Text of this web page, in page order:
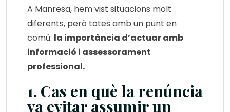
A Manresa, hem vist situacions molt
diferents, però totes amb un punt en
comú: la importància d’actuar amb
informació i assessorament
professional.
1. Cas en què la renúncia
va evitar assumir un